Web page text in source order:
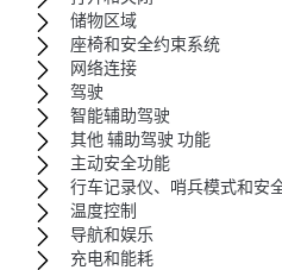
储物区域
座椅和安全约束系统
网络连接
驾驶
智能辅助驾驶
其他 辅助驾驶 功能
主动安全功能
行车记录仪、哨兵模式和安
温度控制
导航和娱乐
充电和能耗